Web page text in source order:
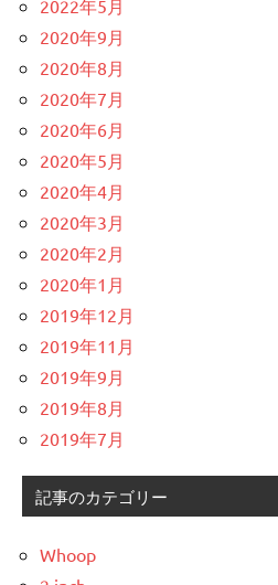
2022年5月
2020年9月
2020年8月
2020年7月
2020年6月
2020年5月
2020年4月
2020年3月
2020年2月
2020年1月
2019年12月
2019年11月
2019年9月
2019年8月
2019年7月
記事のカテゴリー
Whoop